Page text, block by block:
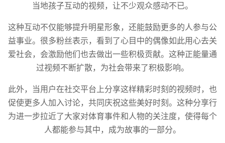
当地孩子互动的视频，让不少观众感动不已。
这种互动不仅能够提升明星形象，还能鼓励更多的人参与公
益事业。很多粉丝表示，看到了心目中的偶像如此用心去关
爱社会，会激励他们也去做出一些积极贡献。这种正能量通
过视频不断扩散，为社会带来了积极影响。
此外，当用户在社交平台上分享这样精彩时刻的视频时，也
促使更多人加入讨论，共同庆祝这些美好时刻。这种分享行
为进一步拉近了大家对体育事件和人物的关注度，使得每个
人都能参与其中，成为故事的一部分。